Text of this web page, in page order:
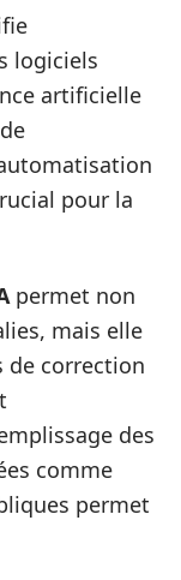
logiciels
artificielle
pour la
permet non
mais elle
de correction
des
comme
permet